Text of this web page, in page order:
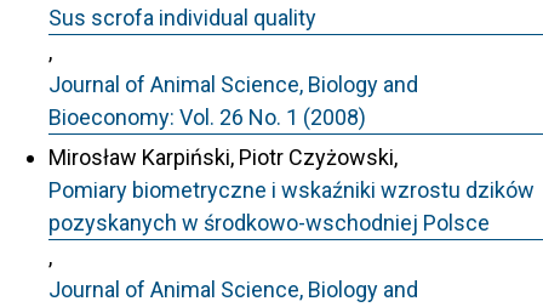
Sus scrofa individual quality
,
Journal of Animal Science, Biology and
Bioeconomy: Vol. 26 No. 1 (2008)
Mirosław Karpiński, Piotr Czyżowski,
Pomiary biometryczne i wskaźniki wzrostu dzików
pozyskanych w środkowo-wschodniej Polsce
,
Journal of Animal Science, Biology and